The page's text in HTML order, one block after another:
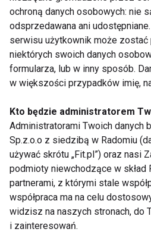
GWIAZDY GWIAZDA
DIETA GWIAZD FIT LIGHT
Gwiazdy
ochroną danych osobowych: nie
odsprzedawana ani
serwisu użytkownik może
niektórych swoich danych
formularza, lub w inny sposób.
w większości przypadków imię,
Kto będzie administratorem
Administratorami Twoich danych
Sp.z.o.o z siedzibą w Radomiu
używać skrótu „Fit.pl”) oraz nasi
podmioty niewchodzące w skład
partnerami, z którymi stale
współpraca ma na celu
widzisz na naszych stronach, do
i zainteresowań.